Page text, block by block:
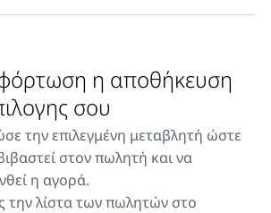
η αποθήκευση
σου
την επιλεγμένη μεταβλητή ώστε
στον πωλητή και να
η αγορά.
την λίστα των πωλητών στο